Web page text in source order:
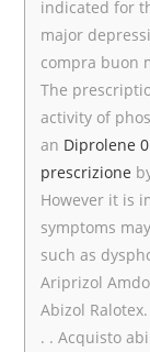
indicated for
major
compra buon
The
activity of
an Diprolene
prescrizione
However it is
symptoms
such as
Ariprizol
Abizol
. . Acquisto